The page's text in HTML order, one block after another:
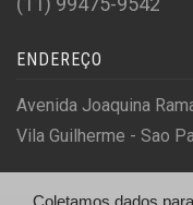
ENDEREÇO
Avenida Joaquina
Vila Guilherme - Sao
Coletamos dados